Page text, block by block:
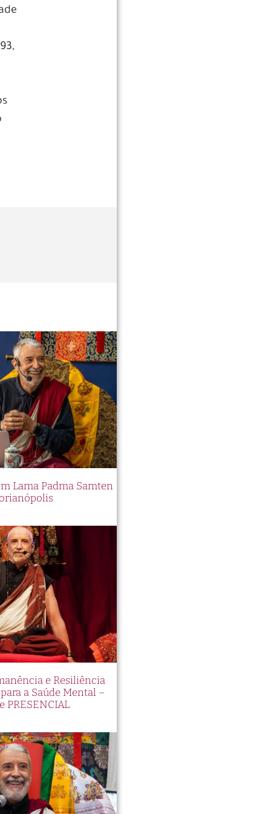
Lama Padma Samten
e Resiliência
a Saúde Mental –
PRESENCIAL